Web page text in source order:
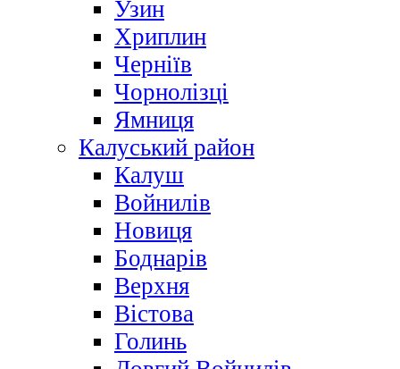
Узин
Хриплин
Черніїв
Чорнолізці
Ямниця
Калуський район
Калуш
Войнилів
Новиця
Боднарів
Верхня
Вістова
Голинь